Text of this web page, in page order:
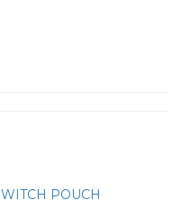
POUCH